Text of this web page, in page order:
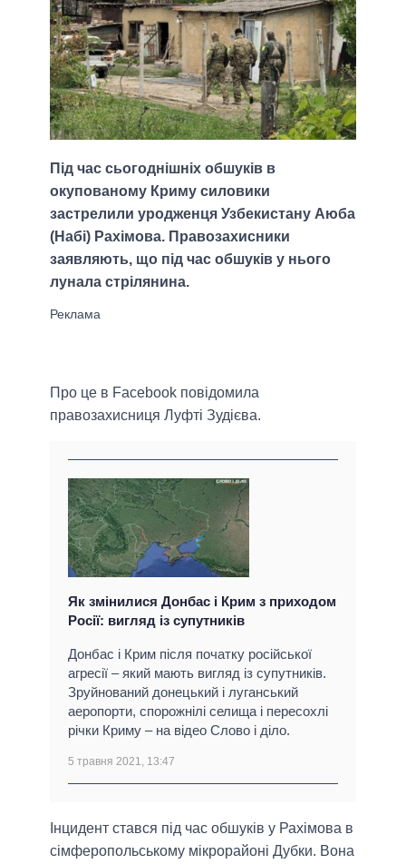
Під час сьогоднішніх обшуків в
окупованому Криму силовики
застрелили уродженця Узбекистану Аюба
(Набі) Рахімова. Правозахисники
заявляють, що під час обшуків у нього
лунала стрілянина.
Про це в Facebook повідомила
правозахисниця Луфті Зудієва.
Як змінилися Донбас і Крим з приходом
Росії: вигляд із супутників
Донбас і Крим після початку російської
агресії – який мають вигляд із супутників.
Зруйнований донецький і луганський
аеропорти, спорожнілі селища і пересохлі
річки Криму – на відео Слово і діло.
5 травня 2021, 13:47
Інцидент стався під час обшуків у Рахімова в
сімферопольському мікрорайоні Дубки. Вона